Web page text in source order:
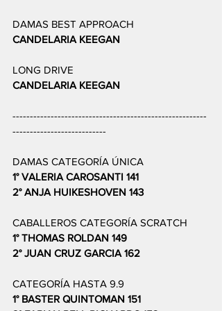
DAMAS BEST APPROACH
CANDELARIA KEEGAN
LONG DRIVE
CANDELARIA KEEGAN
--------------------------------------------------------
---------------------------
DAMAS CATEGORÍA ÚNICA
1° VALERIA CAROSANTI 141
CABALLEROS CATEGORÍA SCRATCH
1° THOMAS ROLDAN 149
2° JUAN CRUZ GARCIA 162
CATEGORÍA HASTA 9.9
1° BASTER QUINTOMAN 151